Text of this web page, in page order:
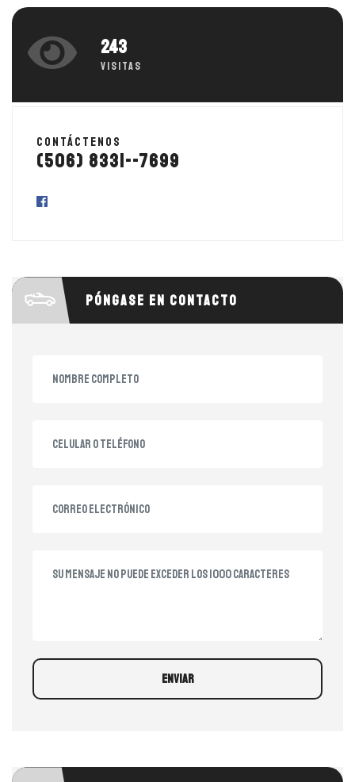
243
Visitas
Contáctenos
(506) 8331--7699
Póngase en contacto
ENVIAR